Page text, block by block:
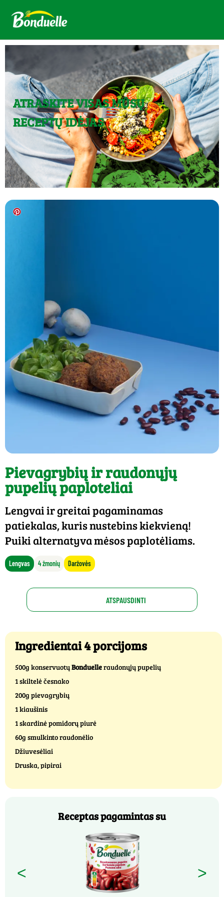
ATRASKITE VISAS MŪSŲ
RECEPTŲ IDĖJAS
Pievagrybių ir raudonųjų
pupelių paploteliai
Lengvai ir greitai pagaminamas
patiekalas, kuris nustebins kiekvieną!
Puiki alternatyva mėsos paplotėliams.
Lengvas 4 žmonių Daržovės
ATSPAUSDINTI
Ingredientai 4 porcijoms
500g konservuotųBonduelleraudonųjų pupelių
1 skiltelė česnako
200g pievagrybių
1 kiaušinis
1 skardinė pomidorų piurė
60g smulkinto raudonėlio
Džiuvesėliai
Druska, pipirai
Receptas pagamintas su
< >